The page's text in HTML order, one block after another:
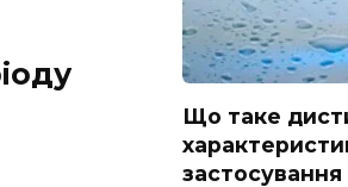
Що таке
застосування